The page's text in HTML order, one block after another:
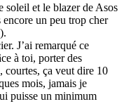
soleil et le blazer de Asos
un peu trop cher
J’ai remarqué ce
à toi, porter des
courtes, ça veut dire 10
mois, jamais je
puisse un minimum